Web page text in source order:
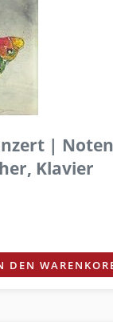
|
Klavier
DEN